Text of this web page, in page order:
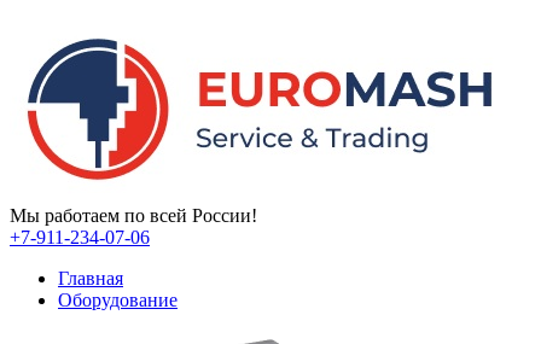
Мы работаем по всей России!
+7-911-234-07-06
Главная
Оборудование